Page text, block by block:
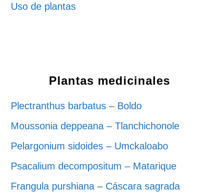
Uso de plantas
Plantas medicinales
Plectranthus barbatus – Boldo
Moussonia deppeana – Tlanchichonole
Pelargonium sidoides – Umckaloabo
Psacalium decompositum – Matarique
Frangula purshiana – Cáscara sagrada